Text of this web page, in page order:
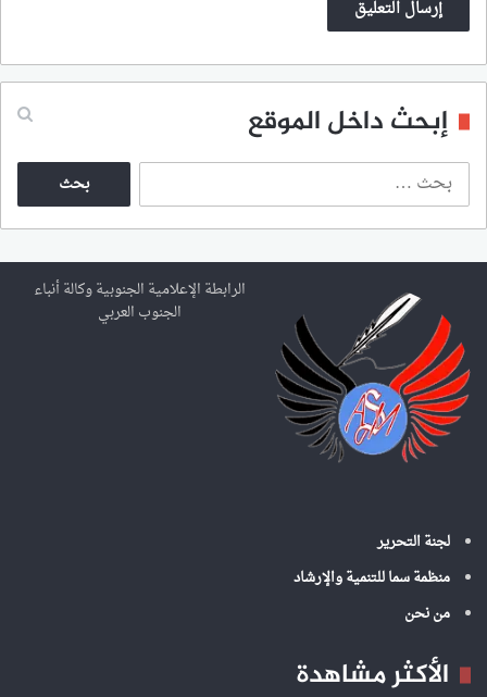
إبحث داخل الموقع
ث
ع
ن
الرابطة الإعلامية الجنوبية وكالة أنباء
الجنوب العربي
لجنة التحرير
منظمة سما للتنمية والإرشاد
من نحن
الأكثر مشاهدة